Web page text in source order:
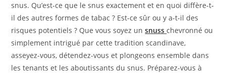
snus. Qu’est-ce que le snus exactement et en quoi diffère-t-
il des autres formes de tabac ? Est-ce sûr ou y a-t-il des
risques potentiels ? Que vous soyez unsnusschevronné ou
simplement intrigué par cette tradition scandinave,
asseyez-vous, détendez-vous et plongeons ensemble dans
les tenants et les aboutissants du snus. Préparez-vous à